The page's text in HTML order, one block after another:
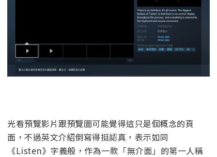
光看預覽影片跟預覽圖可能覺得這只是個概念的頁
面，不過英文介紹倒寫得挺認真，表示如同
《Listen》字義般，作為一款「無介面」的第一人稱